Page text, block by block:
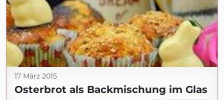
17 März 2015
Osterbrot als Backmischung im Glas